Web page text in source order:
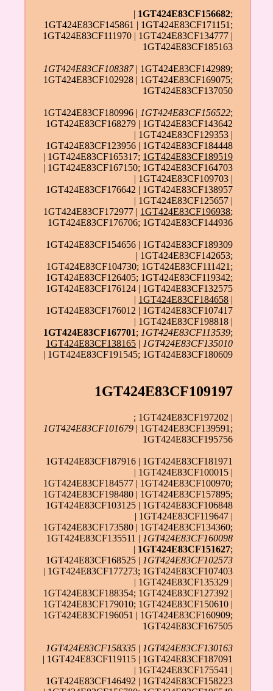
| 1GT424E83CF156682;
1GT424E83CF145861 | 1GT424E83CF171151;
1GT424E83CF111970 | 1GT424E83CF134777 |
1GT424E83CF185163
1GT424E83CF108387| 1GT424E83CF142989;
1GT424E83CF102928 | 1GT424E83CF169075;
1GT424E83CF137050
1GT424E83CF180996 | 1GT424E83CF156522;
1GT424E83CF168279 | 1GT424E83CF143642
| 1GT424E83CF129353 |
1GT424E83CF123956 | 1GT424E83CF184448
| 1GT424E83CF165317; 1GT424E83CF189519
| 1GT424E83CF167150; 1GT424E83CF164703
| 1GT424E83CF109703 |
1GT424E83CF176642 | 1GT424E83CF138957
| 1GT424E83CF125657 |
1GT424E83CF172977 | 1GT424E83CF196938;
1GT424E83CF176706; 1GT424E83CF144936
1GT424E83CF154656 | 1GT424E83CF189309
| 1GT424E83CF142653;
1GT424E83CF104730; 1GT424E83CF111421;
1GT424E83CF126405; 1GT424E83CF119342;
1GT424E83CF176124 | 1GT424E83CF132575
| 1GT424E83CF184658 |
1GT424E83CF176012 | 1GT424E83CF107417
| 1GT424E83CF198818 |
1GT424E83CF167701; 1GT424E83CF113539;
1GT424E83CF138165 | 1GT424E83CF135010
| 1GT424E83CF191545; 1GT424E83CF180609
1GT424E83CF109197
; 1GT424E83CF197202 |
1GT424E83CF101679 | 1GT424E83CF139591;
1GT424E83CF195756
1GT424E83CF187916 | 1GT424E83CF181971
| 1GT424E83CF100015 |
1GT424E83CF184577 | 1GT424E83CF100970;
1GT424E83CF198480 | 1GT424E83CF157895;
1GT424E83CF103125 | 1GT424E83CF106848
| 1GT424E83CF119647 |
1GT424E83CF173580 | 1GT424E83CF134360;
1GT424E83CF135511 | 1GT424E83CF160098
| 1GT424E83CF151627;
1GT424E83CF168525 | 1GT424E83CF102573
| 1GT424E83CF177273; 1GT424E83CF107403
| 1GT424E83CF135329 |
1GT424E83CF188354; 1GT424E83CF127392 |
1GT424E83CF179010; 1GT424E83CF150610 |
1GT424E83CF196051 | 1GT424E83CF160909;
1GT424E83CF167505
1GT424E83CF158335 | 1GT424E83CF130163
| 1GT424E83CF119115 | 1GT424E83CF187091
| 1GT424E83CF175541 |
1GT424E83CF146492 | 1GT424E83CF158223